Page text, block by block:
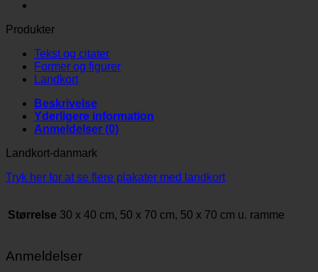
Produkter
Tekst og citater
Former og figurer
Landkort
Beskrivelse
Yderligere information
Anmeldelser (0)
Landkort-danmark
Tryk her for at se flere plakater med landkort
Størrelse 30 x 40 cm, 50 x 70 cm, 50 x 70 cm u. ramme
Anmeldelser